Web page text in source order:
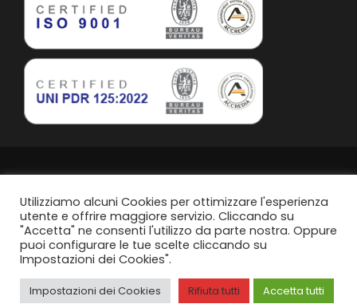
Privacy Policy
Politica di parità di genere
Content Design by
Utilizziamo alcuni Cookies per ottimizzare l'esperienza
utente e offrire maggiore servizio. Cliccando su
"Accetta" ne consenti l'utilizzo da parte nostra. Oppure
puoi configurare le tue scelte cliccando su
Impostazioni dei Cookies".
Impostazioni dei Cookies Rifiuta tutti Accetta tutti